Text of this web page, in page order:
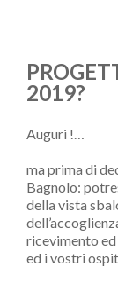
2019?
Auguri !…
ma prima di
Bagnolo:
della vista
ricevimento ed
ed i vostri